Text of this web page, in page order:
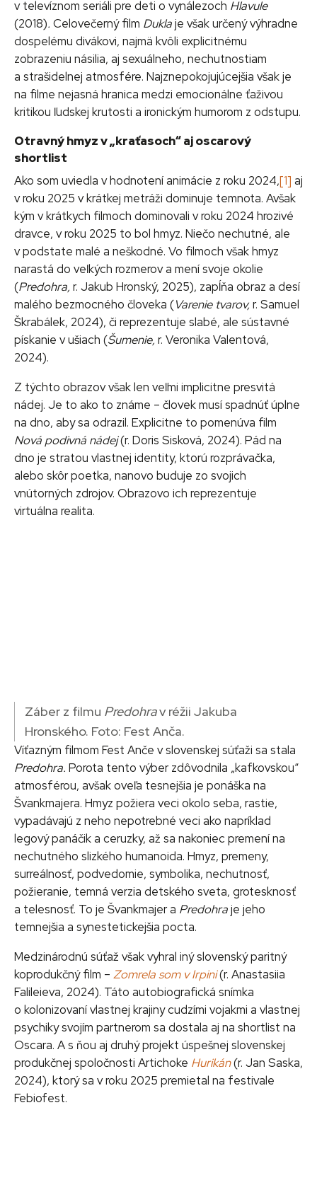
v televíznom seriáli pre deti o vynálezoch Hlavule
(2018). Celovečerný film Duklaje však určený výhradne
dospelému divákovi, najmä kvôli explicitnému
zobrazeniu násilia, aj sexuálneho, nechutnostiam
a strašidelnej atmosfére. Najznepokojujúcejšia však je
na filme nejasná hranica medzi emocionálne ťaživou
kritikou ľudskej krutosti a ironickým humorom z odstupu.
Otravný hmyz v „kraťasoch“ aj oscarový
shortlist
Ako som uviedla v hodnotení animácie z roku 2024,[1] aj
v roku 2025 v krátkej metráži dominuje temnota. Avšak
kým v krátkych filmoch dominovali v roku 2024 hrozivé
dravce, v roku 2025 to bol hmyz. Niečo nechutné, ale
v podstate malé a neškodné. Vo filmoch však hmyz
narastá do veľkých rozmerov a mení svoje okolie
(Predohra, r. Jakub Hronský, 2025), zapĺňa obraz a desí
malého bezmocného človeka (Varenie tvarov, r. Samuel
Škrabálek, 2024), či reprezentuje slabé, ale sústavné
pískanie v ušiach (Šumenie, r. Veronika Valentová,
2024).
Z týchto obrazov však len veľmi implicitne presvitá
nádej. Je to ako to známe – človek musí spadnúť úplne
na dno, aby sa odrazil. Explicitne to pomenúva film
Nová podivná nádej(r. Doris Sisková, 2024). Pád na
dno je stratou vlastnej identity, ktorú rozprávačka,
alebo skôr poetka, nanovo buduje zo svojich
vnútorných zdrojov. Obrazovo ich reprezentuje
virtuálna realita.
Záber z filmu Predohrav réžii Jakuba
Hronského. Foto: Fest Anča.
Víťazným filmom Fest Anče v slovenskej súťaži sa stala
Predohra. Porota tento výber zdôvodnila „kafkovskou“
atmosférou, avšak oveľa tesnejšia je ponáška na
Švankmajera. Hmyz požiera veci okolo seba, rastie,
vypadávajú z neho nepotrebné veci ako napríklad
legový panáčik a ceruzky, až sa nakoniec premení na
nechutného slizkého humanoida. Hmyz, premeny,
surreálnosť, podvedomie, symbolika, nechutnosť,
požieranie, temná verzia detského sveta, grotesknosť
a telesnosť. To je Švankmajer a Predohraje jeho
temnejšia a synestetickejšia pocta.
Medzinárodnú súťaž však vyhral iný slovenský paritný
koprodukčný film – Zomrela som v Irpini(r. Anastasiia
Falileieva, 2024). Táto autobiografická snímka
o kolonizovaní vlastnej krajiny cudzími vojakmi a vlastnej
psychiky svojím partnerom sa dostala aj na shortlist na
Oscara. A s ňou aj druhý projekt úspešnej slovenskej
produkčnej spoločnosti Artichoke Hurikán(r. Jan Saska,
2024), ktorý sa v roku 2025 premietal na festivale
Febiofest.